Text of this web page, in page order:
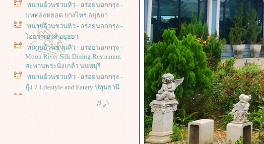
ทนายอ้วนชวนหิว - อร่อยนอกกรุง -
พทองหยอด บางไทร อยุธยา
ทนายอ้วนชวนหิว - อร่อยนอกกรุง -
ไอยราเฮาส์ อยุธยา
ทนายอ้วนชวนหิว - อร่อยนอกกรุง -
Moon River Silk Dining Restaurant
สะพานพระนั่งเกล้า นนทบุรี
ทนายอ้วนชวนหิว - อร่อยนอกกรุง -
ุ้ง 7 Lifestyle and Eatery ปทุมธานี
ภัตตาคารกุ้งเต้น อึ้งจั๊วะกี่ ปทุมธานี